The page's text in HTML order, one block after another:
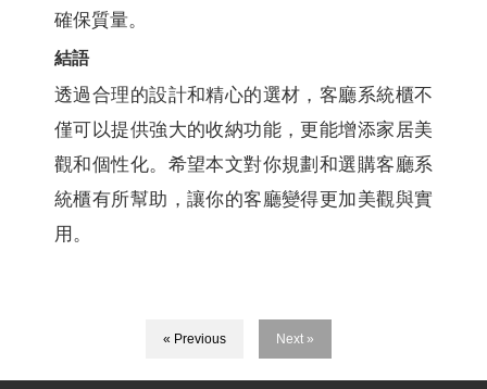
確保質量。
結語
透過合理的設計和精心的選材，客廳系統櫃不
僅可以提供強大的收納功能，更能增添家居美
觀和個性化。希望本文對你規劃和選購客廳系
統櫃有所幫助，讓你的客廳變得更加美觀與實
用。
« Previous Next »